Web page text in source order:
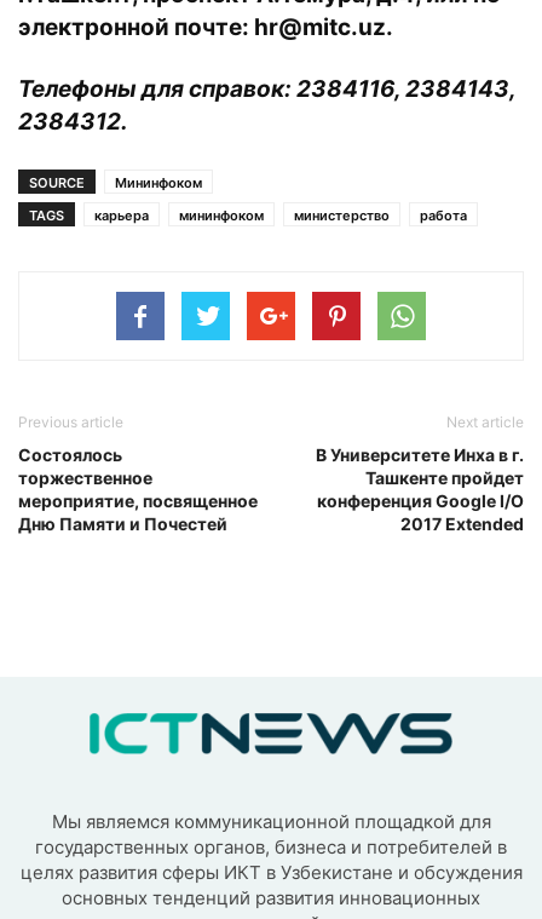
электронной почте: hr@mitc.uz.
Телефоны для справок: 2384116, 2384143,
2384312.
SOURCE
Мининфоком
TAGS
карьера мининфоком министерство работа
Previous article
Состоялось
торжественное
мероприятие, посвященное
Дню Памяти и Почестей
Next article
В Университете Инха в г.
Ташкенте пройдет
конференция Google I/O
2017 Extended
Мы являемся коммуникационной площадкой для
государственных органов, бизнеса и потребителей в
целях развития сферы ИКТ в Узбекистане и обсуждения
основных тенденций развития инновационных